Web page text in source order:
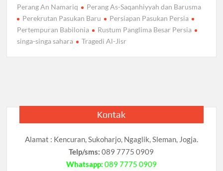
Perang An Namariq
Perang As-Saqanhiyyah dan Barusma
Perekrutan Pasukan Baru
Persiapan Pasukan Persia
Pertempuran Babilonia
Rustum Panglima Besar Persia
singa-singa sahara
Tragedi Al-Jisr
Kontak
Alamat : Kencuran, Sukoharjo, Ngaglik, Sleman, Jogja.
Telp/sms: 089 7775 0909
Whatsapp: 089 7775 0909